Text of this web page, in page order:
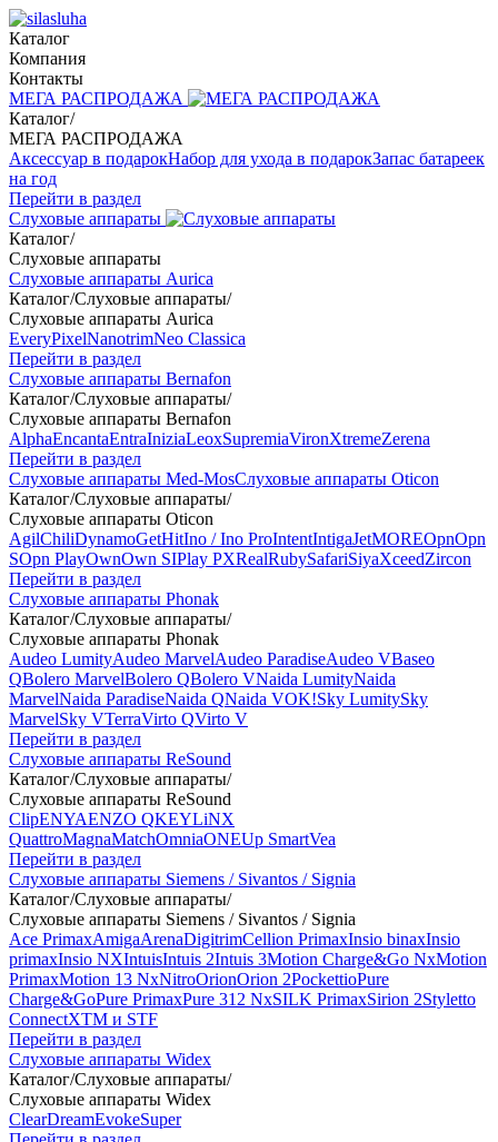
Каталог
Компания
Контакты
МЕГА РАСПРОДАЖА
Каталог/
МЕГА РАСПРОДАЖА
Аксессуар в подарокНабор для ухода в подарокЗапас батареек
на год
Перейти в раздел
Слуховые аппараты
Каталог/
Слуховые аппараты
Слуховые аппараты Aurica
Каталог/Слуховые аппараты/
Слуховые аппараты Aurica
EveryPixelNanotrimNeo Classica
Перейти в раздел
Слуховые аппараты Bernafon
Каталог/Слуховые аппараты/
Слуховые аппараты Bernafon
AlphaEncantaEntraIniziaLeoxSupremiaVironXtremeZerena
Перейти в раздел
Слуховые аппараты Med-MosСлуховые аппараты Oticon
Каталог/Слуховые аппараты/
Слуховые аппараты Oticon
AgilChiliDynamoGetHitIno / Ino ProIntentIntigaJetMOREOpnOpn
SOpn PlayOwnOwn SIPlay PXRealRubySafariSiyaXceedZircon
Перейти в раздел
Слуховые аппараты Phonak
Каталог/Слуховые аппараты/
Слуховые аппараты Phonak
Audeo LumityAudeo MarvelAudeo ParadiseAudeo VBaseo
QBolero MarvelBolero QBolero VNaida LumityNaida
MarvelNaida ParadiseNaida QNaida VOK!Sky LumitySky
MarvelSky VTerraVirto QVirto V
Перейти в раздел
Слуховые аппараты ReSound
Каталог/Слуховые аппараты/
Слуховые аппараты ReSound
ClipENYAENZO QKEYLiNX
QuattroMagnaMatchOmniaONEUp SmartVea
Перейти в раздел
Слуховые аппараты Siemens / Sivantos / Signia
Каталог/Слуховые аппараты/
Слуховые аппараты Siemens / Sivantos / Signia
Ace PrimaxAmigaArenaDigitrimCellion PrimaxInsio binaxInsio
primaxInsio NXIntuisIntuis 2Intuis 3Motion Charge&Go NxMotion
PrimaxMotion 13 NxNitroOrionOrion 2PockettioPure
Charge&GoPure PrimaxPure 312 NxSILK PrimaxSirion 2Styletto
ConnectXTM и STF
Перейти в раздел
Слуховые аппараты Widex
Каталог/Слуховые аппараты/
Слуховые аппараты Widex
ClearDreamEvokeSuper